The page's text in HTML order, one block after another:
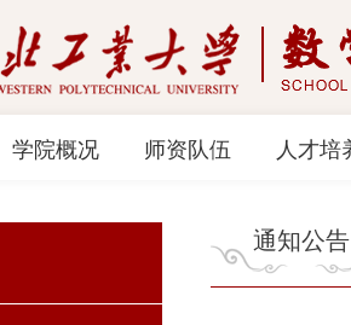
学院概况 师资队伍 人才培
通知公告